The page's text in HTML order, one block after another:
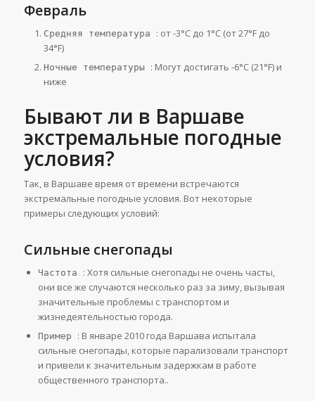
Февраль
Средняя температура : от -3°C до 1°C (от 27°F до
34°F)
Ночные температуры : Могут достигать -6°C (21°F) и
ниже
Бывают ли в Варшаве
экстремальные погодные
условия?
Так, в Варшаве время от времени встречаются
экстремальные погодные условия. Вот некоторые
примеры следующих условий:
Сильные снегопады
Частота : Хотя сильные снегопады не очень часты,
они все же случаются несколько раз за зиму, вызывая
значительные проблемы с транспортом и
жизнедеятельностью города.
Пример : В январе 2010 года Варшава испытала
сильные снегопады, которые парализовали транспорт
и привели к значительным задержкам в работе
общественного транспорта.​.